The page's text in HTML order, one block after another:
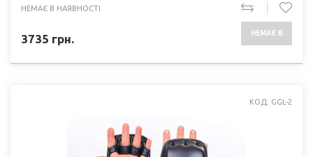
НЕМАЄ В НАЯВНОСТІ
3735 грн. НЕМАЄ В
КОД: GGL-2